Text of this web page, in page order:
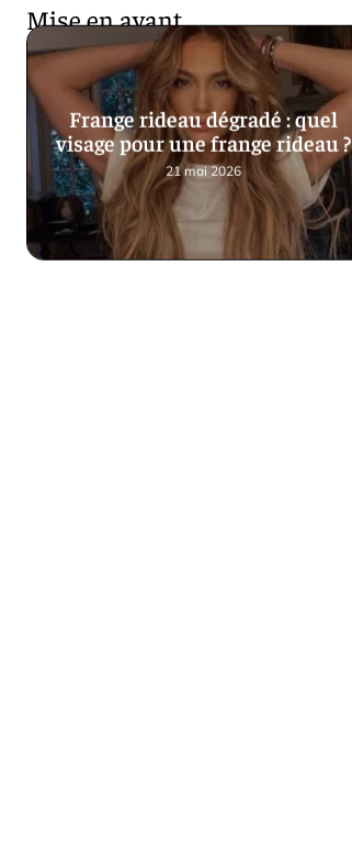
Mise en avant
Frange rideau dégradé : quel
visage pour une frange rideau ?
21 mai 2026